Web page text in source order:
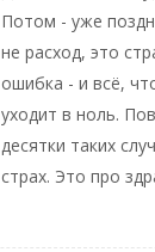
Потом - уже
не расход, это
ошибка - и всё,
уходит в ноль.
десятки таких
страх. Это про